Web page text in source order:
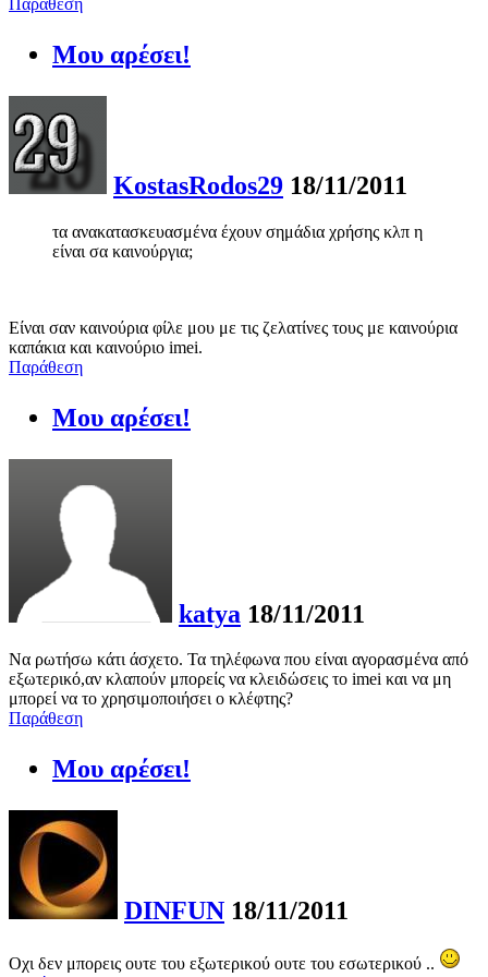
Μου αρέσει!
KostasRodos29 18/11/2011
τα ανακατασκευασμένα έχουν σημάδια χρήσης κλπ η
είναι σα καινούργια;
Είναι σαν καινούρια φίλε μου με τις ζελατίνες τους με καινούρια
καπάκια και καινούριο imei.
Παράθεση
Μου αρέσει!
katya 18/11/2011
Να ρωτήσω κάτι άσχετο. Τα τηλέφωνα που είναι αγορασμένα από
εξωτερικό,αν κλαπούν μπορείς να κλειδώσεις το imei και να μη
μπορεί να το χρησιμοποιήσει ο κλέφτης?
Παράθεση
Μου αρέσει!
DINFUN 18/11/2011
Οχι δεν μπορεις ουτε του εξωτερικού ουτε του εσωτερικού ..